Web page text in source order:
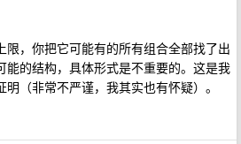
限，你把它可能有的所有组合全部找了出
能的结构，具体形式是不重要的。这是我
（非常不严谨，我其实也有怀疑）。